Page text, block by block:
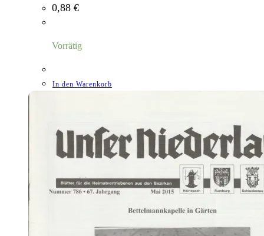
0,88 €
Vorrätig
In den Warenkorb